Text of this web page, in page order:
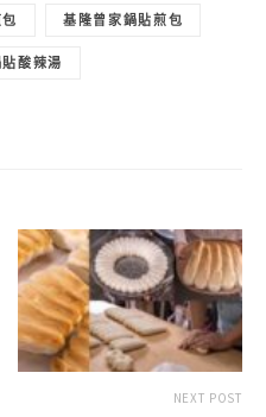
基隆曾家鍋貼煎包
酸辣湯
NEXT POST